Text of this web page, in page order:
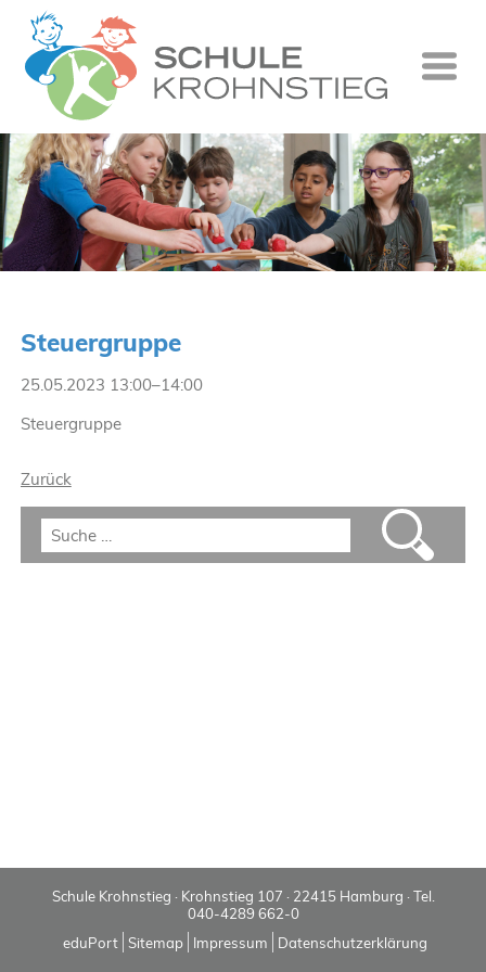
Steuergruppe
25.05.2023 13:00–14:00
Steuergruppe
Zurück
Schule Krohnstieg · Krohnstieg 107 · 22415 Hamburg · Tel.
040-4289 662-0
eduPort Sitemap Impressum Datenschutzerklärung
Startseite
Wer wir
Was wir
Ganztag